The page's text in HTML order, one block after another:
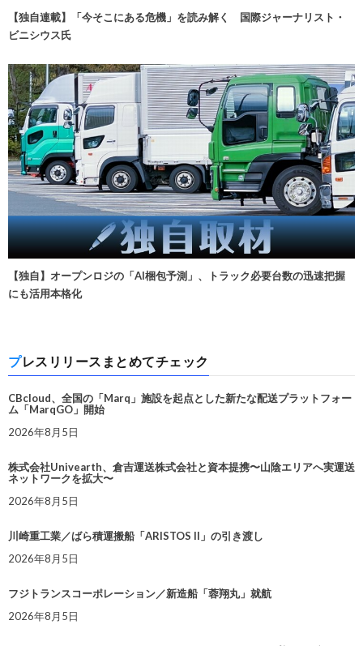
【独自連載】「今そこにある危機」を読み解く 国際ジャーナリスト・
ビニシウス氏
【独自】オープンロジの「AI梱包予測」、トラック必要台数の迅速把握
にも活用本格化
プレスリリースまとめてチェック
CBcloud、全国の「Marq」施設を起点とした新たな配送プラットフォー
ム「MarqGO」開始
2026年8月5日
株式会社Univearth、倉吉運送株式会社と資本提携〜山陰エリアへ実運送
ネットワークを拡大〜
2026年8月5日
川崎重工業／ばら積運搬船「ARISTOS II」の引き渡し
2026年8月5日
フジトランスコーポレーション／新造船「蓉翔丸」就航
2026年8月5日